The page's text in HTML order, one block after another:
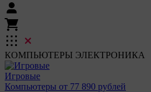
КОМПЬЮТЕРЫ ЭЛЕКТРОНИКА
Игровые
Компьютеры от 77 890 рублей